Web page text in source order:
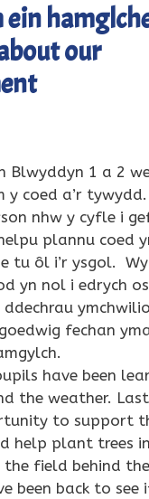
ein
our
Blwyddyn 1 a 2
y coed a’r
nhw y cyfle i
plannu coed
tu ôl i’r ysgol.
yn nol i edrych os
fechan
have been
the weather.
to support
help plant trees
the field behind
been back to see